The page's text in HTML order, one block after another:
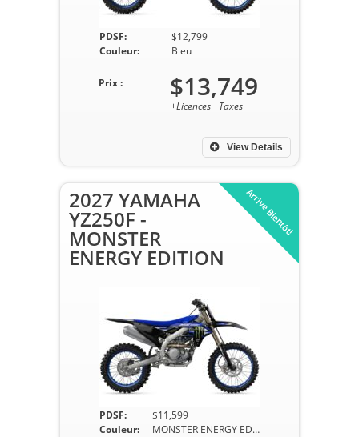
PDSF:
$12,799
Couleur:
Bleu
View Details
Prix : $13,749
+Licences +Taxes
Arrive Bientôt!
2027 YAMAHA
YZ250F -
MONSTER
ENERGY EDITION
PDSF:
$11,599
Couleur:
MONSTER ENERGY EDITION